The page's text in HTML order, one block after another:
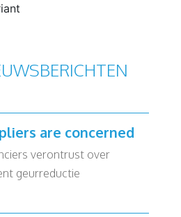
are concerned
verontrust over
geurreductie